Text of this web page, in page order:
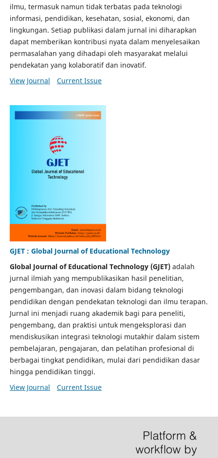
ilmu, termasuk namun tidak terbatas pada teknologi
informasi, pendidikan, kesehatan, sosial, ekonomi, dan
lingkungan. Setiap publikasi dalam jurnal ini diharapkan
dapat memberikan kontribusi nyata dalam menyelesaikan
permasalahan yang dihadapi oleh masyarakat melalui
pendekatan yang kolaboratif dan inovatif.
View Journal
Current Issue
GJET : Global Journal of Educational Technology
Global Journal of Educational Technology (GJET)adalah
jurnal ilmiah yang mempublikasikan hasil penelitian,
pengembangan, dan inovasi dalam bidang teknologi
pendidikan dengan pendekatan teknologi dan ilmu terapan.
Jurnal ini menjadi ruang akademik bagi para peneliti,
pengembang, dan praktisi untuk mengeksplorasi dan
mendiskusikan integrasi teknologi mutakhir dalam sistem
pembelajaran, pengajaran, dan pelatihan profesional di
berbagai tingkat pendidikan, mulai dari pendidikan dasar
hingga pendidikan tinggi.
View Journal
Current Issue